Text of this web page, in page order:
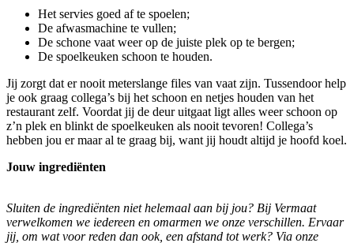
Het servies goed af te spoelen;
De afwasmachine te vullen;
De schone vaat weer op de juiste plek op te bergen;
De spoelkeuken schoon te houden.
Jij zorgt dat er nooit meterslange files van vaat zijn. Tussendoor help
je ook graag collega’s bij het schoon en netjes houden van het
restaurant zelf. Voordat jij de deur uitgaat ligt alles weer schoon op
z’n plek en blinkt de spoelkeuken als nooit tevoren! Collega’s
hebben jou er maar al te graag bij, want jij houdt altijd je hoofd koel.
Jouw ingrediënten
Sluiten de ingrediënten niet helemaal aan bij jou? Bij Vermaat
verwelkomen we iedereen en omarmen we onze verschillen. Ervaar
jij, om wat voor reden dan ook, een afstand tot werk? Via onze